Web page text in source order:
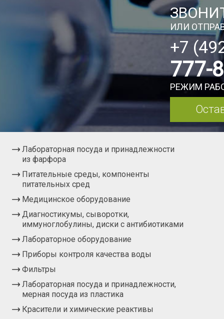
ИЛИ
+7
777-
РЕЖИМ
Лабораторная посуда и принадлежности
из фарфора
Питательные среды, компоненты
питательных сред
Медицинское оборудование
Диагностикумы, сыворотки,
иммуноглобулины, диски с антибиотиками
Лабораторное оборудование
Приборы контроля качества воды
Фильтры
Лабораторная посуда и принадлежности,
мерная посуда из пластика
Красители и химические реактивы